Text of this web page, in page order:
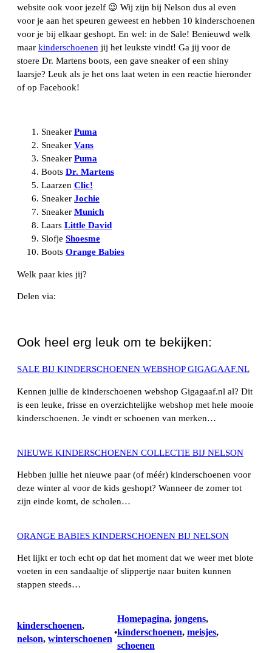
website ook voor jezelf 😉 Wij zijn bij Nelson dus al even
voor je aan het speuren geweest en hebben 10 kinderschoenen
voor je bij elkaar geshopt. En wel: in de Sale! Benieuwd welk
maar kinderschoenen jij het leukste vindt! Ga jij voor de
stoere Dr. Martens boots, een gave sneaker of een shiny
laarsje? Leuk als je het ons laat weten in een reactie hieronder
of op Facebook!
Sneaker Puma
Sneaker Vans
Sneaker Puma
Boots Dr. Martens
Laarzen Clic!
Sneaker Jochie
Sneaker Munich
Laars Little David
Slofje Shoesme
Boots Orange Babies
Welk paar kies jij?
Delen via:
Ook heel erg leuk om te bekijken:
SALE BIJ KINDERSCHOENEN WEBSHOP GIGAGAAF.NL
Kennen jullie de kinderschoenen webshop Gigagaaf.nl al? Dit
is een leuke, frisse en overzichtelijke webshop met hele mooie
kinderschoenen. Je vindt er schoenen van merken…
NIEUWE KINDERSCHOENEN COLLECTIE BIJ NELSON
Hebben jullie het nieuwe paar (of méér) kinderschoenen voor
deze winter al voor de kids geshopt? Wanneer de zomer tot
zijn einde komt, de scholen…
ORANGE BABIES KINDERSCHOENEN BIJ NELSON
Het lijkt er toch echt op dat het moment dat we weer met blote
voeten in een sandaaltje of slippertje naar buiten kunnen
stappen steeds…
kinderschoenen
nelson, winterschoenen
•
Homepagina, jongens ,
kinderschoenen, meisjes ,
schoenen